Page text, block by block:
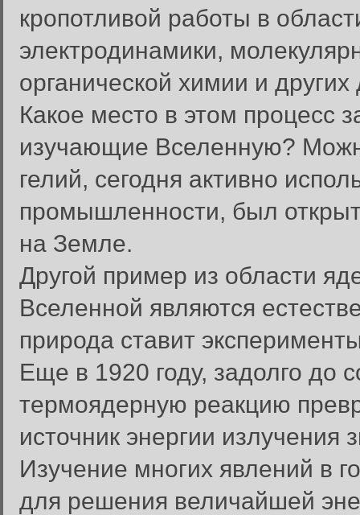
кропотливой работы в
электродинамики,
органической химии и
Какое место в этом процесс
изучающие Вселенную?
гелий, сегодня активно
промышленности, был
на Земле.
Другой пример из области
Вселенной являются
природа ставит
Еще в 1920 году, задолго до
термоядерную реакцию
источник энергии излучения
Изучение многих явлений в
для решения величайшей